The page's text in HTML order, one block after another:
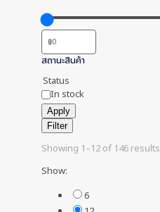
สถานะสินค้า
Status
In stock
Apply
Filter
Showing 1–12 of 146 results
Show:
6